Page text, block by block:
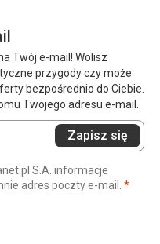
Twój e-mail! Wolisz
przygody czy może
bezpośrednio do Ciebie.
Twojego adresu e-mail.
Zapisz się
S.A. informacje
adres poczty e-mail. *